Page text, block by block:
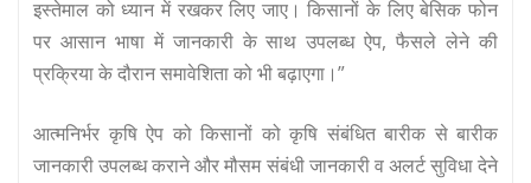
इस्तेमाल को ध्यान में रखकर लिए जाए। किसानों के लिए बेसिक फोन
पर आसान भाषा में जानकारी के साथ उपलब्ध ऐप, फैसले लेने की
प्रक्रिया के दौरान समावेशिता को भी बढ़ाएगा।”
आत्मनिर्भर कृषि ऐप को किसानों को कृषि संबंधित बारीक से बारीक
जानकारी उपलब्ध कराने और मौसम संबंधी जानकारी व अलर्ट सुविधा देने